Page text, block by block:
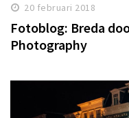
20 februari 2018
Fotoblog: Breda
Photography